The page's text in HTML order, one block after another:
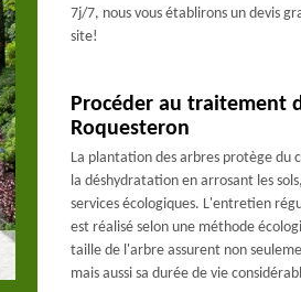
7j/7, nous vous établirons un devis
site!
Procéder au traitement
Roquesteron
La plantation des arbres protège du
la déshydratation en arrosant les
services écologiques. L'entretien
est réalisé selon une méthode
taille de l'arbre assurent non
mais aussi sa durée de vie